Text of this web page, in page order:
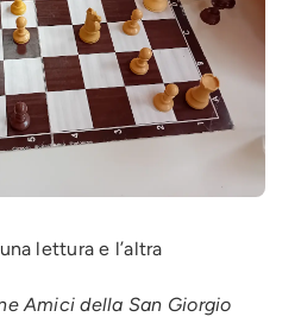
lettura e l’altra
Amici della San Giorgio